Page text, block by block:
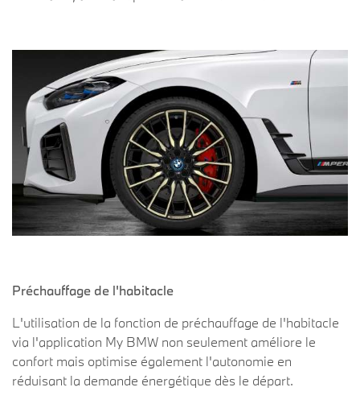
Préchauffage de l'habitacle
L'utilisation de la fonction de préchauffage de l'habitacle
via l'application My BMW non seulement améliore le
confort mais optimise également l'autonomie en
réduisant la demande énergétique dès le départ.